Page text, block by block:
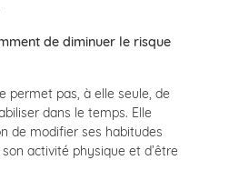
de diminuer le risque
permet pas, à elle seule, de
dans le temps. Elle
de modifier ses habitudes
activité physique et d’être